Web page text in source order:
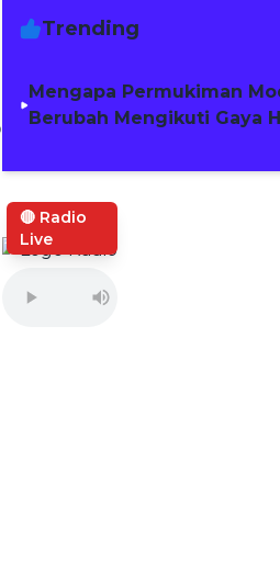
Trending
Mengapa Permukiman
Berubah Mengikuti Gaya
🔴 Radio
Live